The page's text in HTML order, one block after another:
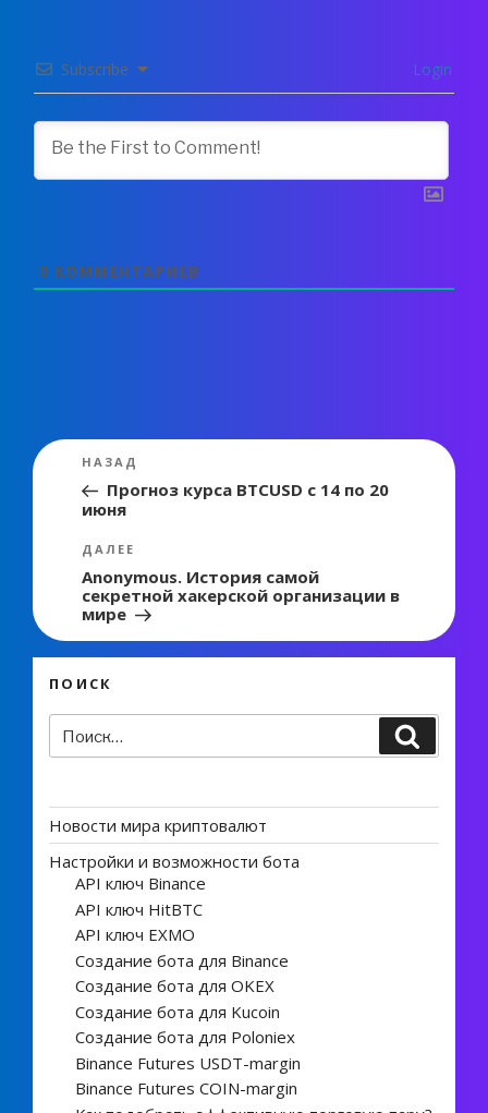
Subscribe Login
0 КОММЕНТАРИЕВ
Навигация
записям
Предыдущая
запись:
НАЗАД
Прогноз курса BTCUSD с 14 по 20
июня
Следующая
запись
ДАЛЕЕ
Anonymous. История самой
секретной хакерской организации в
мире
ПОИСК
Искать:
Новости мира криптовалют
Настройки и возможности бота
API ключ Binance
API ключ HitBTC
API ключ EXMO
Создание бота для Binance
Создание бота для OKEX
Создание бота для Kucoin
Создание бота для Poloniex
Binance Futures USDT-margin
Binance Futures COIN-margin